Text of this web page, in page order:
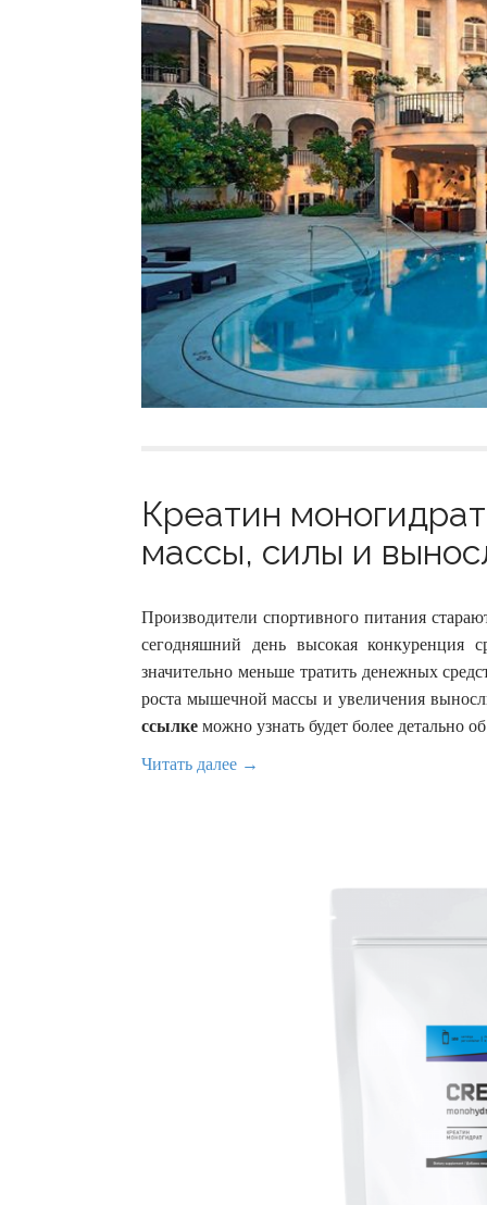
Креатин
массы, силы и
Производители спортивного питания
сегодняшний день высокая конкуренция
значительно меньше тратить денежных
роста мышечной массы и увеличения
ссылке можно узнать будет более детально
Читать далее →